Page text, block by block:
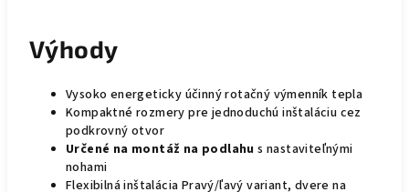
Výhody
Vysoko energeticky účinný rotačný výmenník tepla
Kompaktné rozmery pre jednoduchú inštaláciu cez
podkrovný otvor
Určené na montáž na podlahu s nastaviteľnými
nohami
Flexibilná inštalácia Pravý/ľavý variant, dvere na